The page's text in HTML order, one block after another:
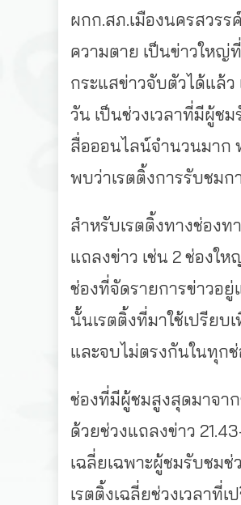
ผกก.สภ.เมืองนครสวร
ความตาย เป็นข่าวใหญ่
กระแสข่าวจับตัวได้แล้
วัน เป็นช่วงเวลาที่มีผู้ช
สื่อออนไลน์จำนวนมาก
พบว่าเรตติ้งการรับชม
สำหรับเรตติ้งทางช่อง
แถลงข่าว เช่น 2 ช่องใ
ช่องที่จัดรายการข่าวอ
นั้นเรตติ้งที่มาใช้เปรียบ
และจบไม่ตรงกันในทุกช่
ช่องที่มีผู้ชมสูงสุดมาจาก
ด้วยช่วงแถลงข่าว
เฉลี่ยเฉพาะผู้ชมรับชม
เรตติ้งเฉลี่ยช่วงเวลาที่